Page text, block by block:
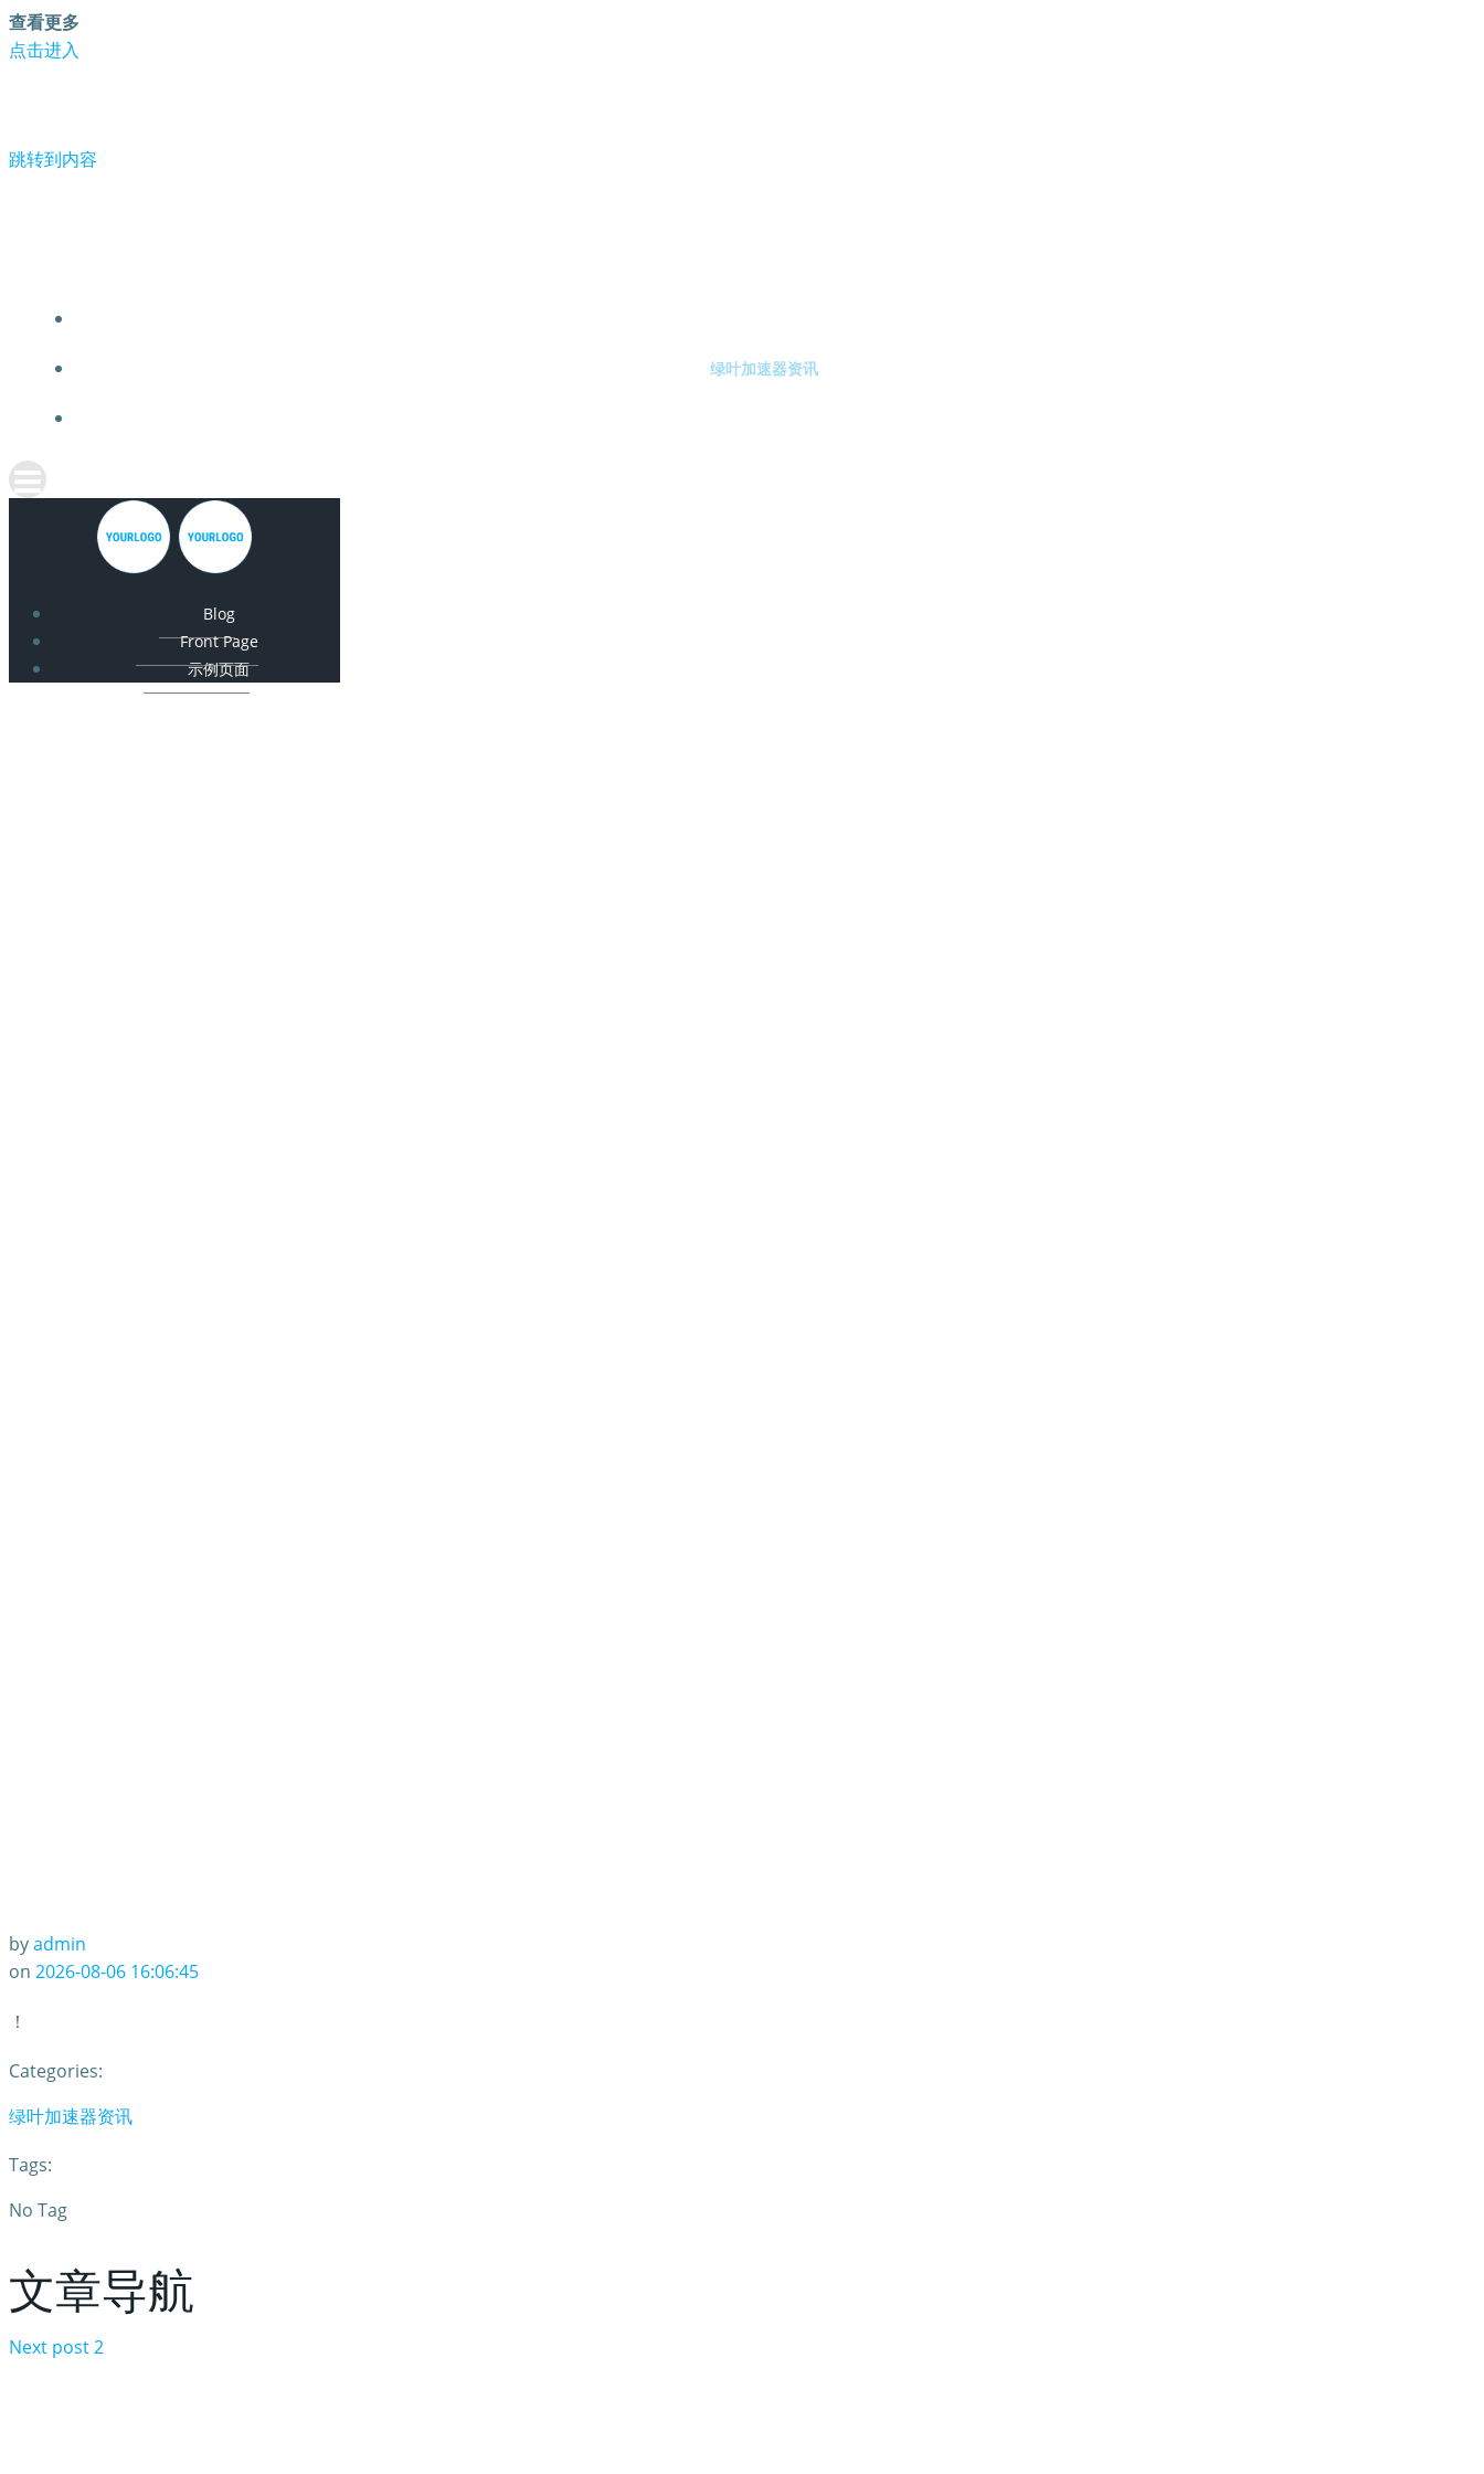
查看更多
点击进入
跳转到内容
绿叶加速器资讯
Blog
Front Page
示例页面
byadmin
on 2026-08-06 16:06:45
！
Categories:
绿叶加速器资讯
Tags:
No Tag
文章导航
Next post2